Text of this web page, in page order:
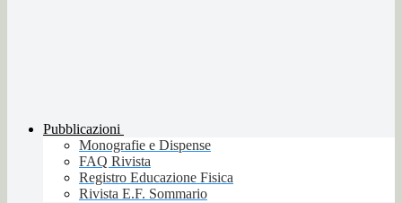
Pubblicazioni
Monografie e Dispense
FAQ Rivista
Registro Educazione Fisica
Rivista E.F. Sommario